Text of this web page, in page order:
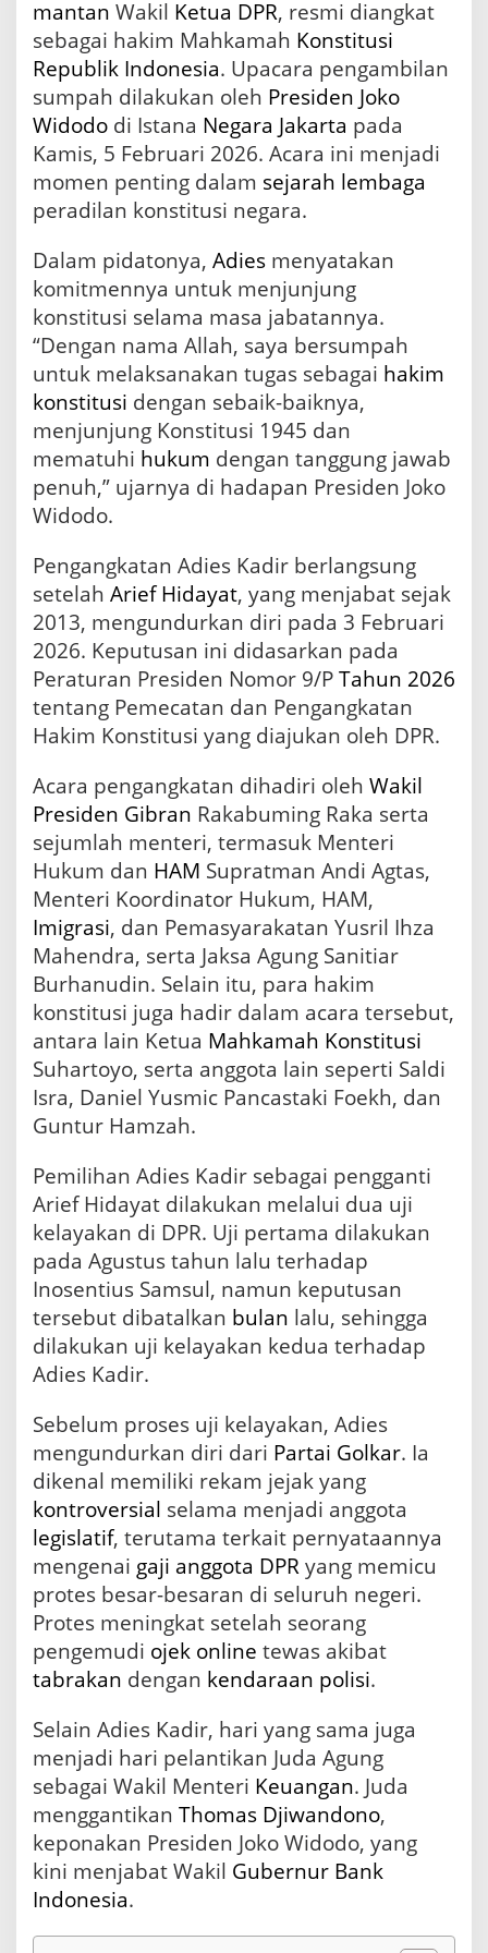
M
a
k
a
m
a
h
K
o
n
t
u
i
mantan Wakil Ketua DPR, resmi diangkat
sebagai hakim Mahkamah Konstitusi
Republik Indonesia. Upacara pengambilan
sumpah dilakukan oleh Presiden Joko
Widodo di Istana Negara Jakarta pada
Kamis, 5 Februari 2026. Acara ini menjadi
momen penting dalam sejarah lembaga
peradilan konstitusi negara.
Dalam pidatonya, Adies menyatakan
komitmennya untuk menjunjung
konstitusi selama masa jabatannya.
“Dengan nama Allah, saya bersumpah
untuk melaksanakan tugas sebagai hakim
konstitusi dengan sebaik-baiknya,
menjunjung Konstitusi 1945 dan
mematuhi hukum dengan tanggung jawab
penuh,” ujarnya di hadapan Presiden Joko
Widodo.
Pengangkatan Adies Kadir berlangsung
setelah Arief Hidayat, yang menjabat sejak
2013, mengundurkan diri pada 3 Februari
2026. Keputusan ini didasarkan pada
Peraturan Presiden Nomor 9/PTahun 2026
tentang Pemecatan dan Pengangkatan
Hakim Konstitusi yang diajukan oleh DPR.
Acara pengangkatan dihadiri oleh Wakil
Presiden Gibran Rakabuming Raka serta
sejumlah menteri, termasuk Menteri
Hukum dan HAM Supratman Andi Agtas,
Menteri Koordinator Hukum, HAM,
Imigrasi, dan Pemasyarakatan Yusril Ihza
Mahendra, serta Jaksa Agung Sanitiar
Burhanudin. Selain itu, para hakim
konstitusi juga hadir dalam acara tersebut,
antara lain Ketua Mahkamah Konstitusi
Suhartoyo, serta anggota lain seperti Saldi
Isra, Daniel Yusmic Pancastaki Foekh, dan
Guntur Hamzah.
Pemilihan Adies Kadir sebagai pengganti
Arief Hidayat dilakukan melalui dua uji
kelayakan di DPR. Uji pertama dilakukan
pada Agustus tahun lalu terhadap
Inosentius Samsul, namun keputusan
tersebut dibatalkan bulan lalu, sehingga
dilakukan uji kelayakan kedua terhadap
Adies Kadir.
Sebelum proses uji kelayakan, Adies
mengundurkan diri dari Partai Golkar. Ia
dikenal memiliki rekam jejak yang
kontroversial selama menjadi anggota
legislatif, terutama terkait pernyataannya
mengenai gaji anggota DPRyang memicu
protes besar-besaran di seluruh negeri.
Protes meningkat setelah seorang
pengemudi ojek online tewas akibat
tabrakan dengan kendaraan polisi.
Selain Adies Kadir, hari yang sama juga
menjadi hari pelantikan Juda Agung
sebagai Wakil Menteri Keuangan. Juda
menggantikan Thomas Djiwandono,
keponakan Presiden Joko Widodo, yang
kini menjabat Wakil Gubernur Bank
Indonesia.